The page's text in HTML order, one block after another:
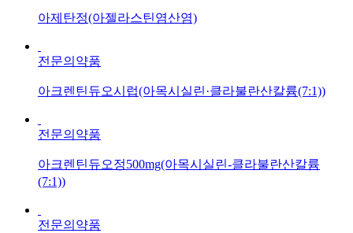
아제탄정(아젤라스틴염산염)
전문의약품
아크렌틴듀오시럽(아목시실린·클라불란산칼륨(7:1))
전문의약품
아크렌틴듀오정500mg(아목시실린-클라불란산칼륨
(7:1))
전문의약품